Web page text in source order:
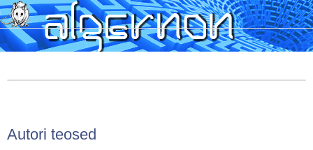
Skip
to
main
content
Autori teosed